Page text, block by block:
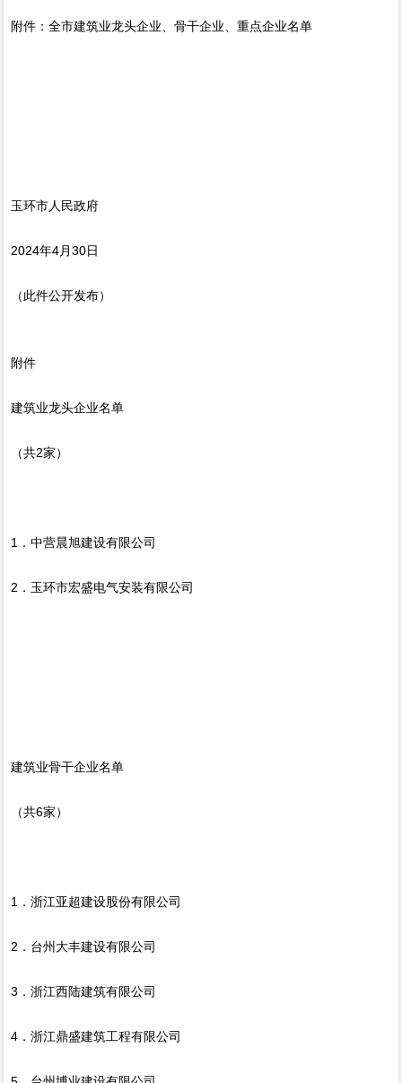
附件：全市建筑业龙头企业、骨干企业、重点企业名单
玉环市人民政府
2024年4月30日
（此件公开发布）
附件
建筑业龙头企业名单
（共2家）
1．中营晨旭建设有限公司
2．玉环市宏盛电气安装有限公司
建筑业骨干企业名单
（共6家）
1．浙江亚超建设股份有限公司
2．台州大丰建设有限公司
3．浙江西陆建筑有限公司
4．浙江鼎盛建筑工程有限公司